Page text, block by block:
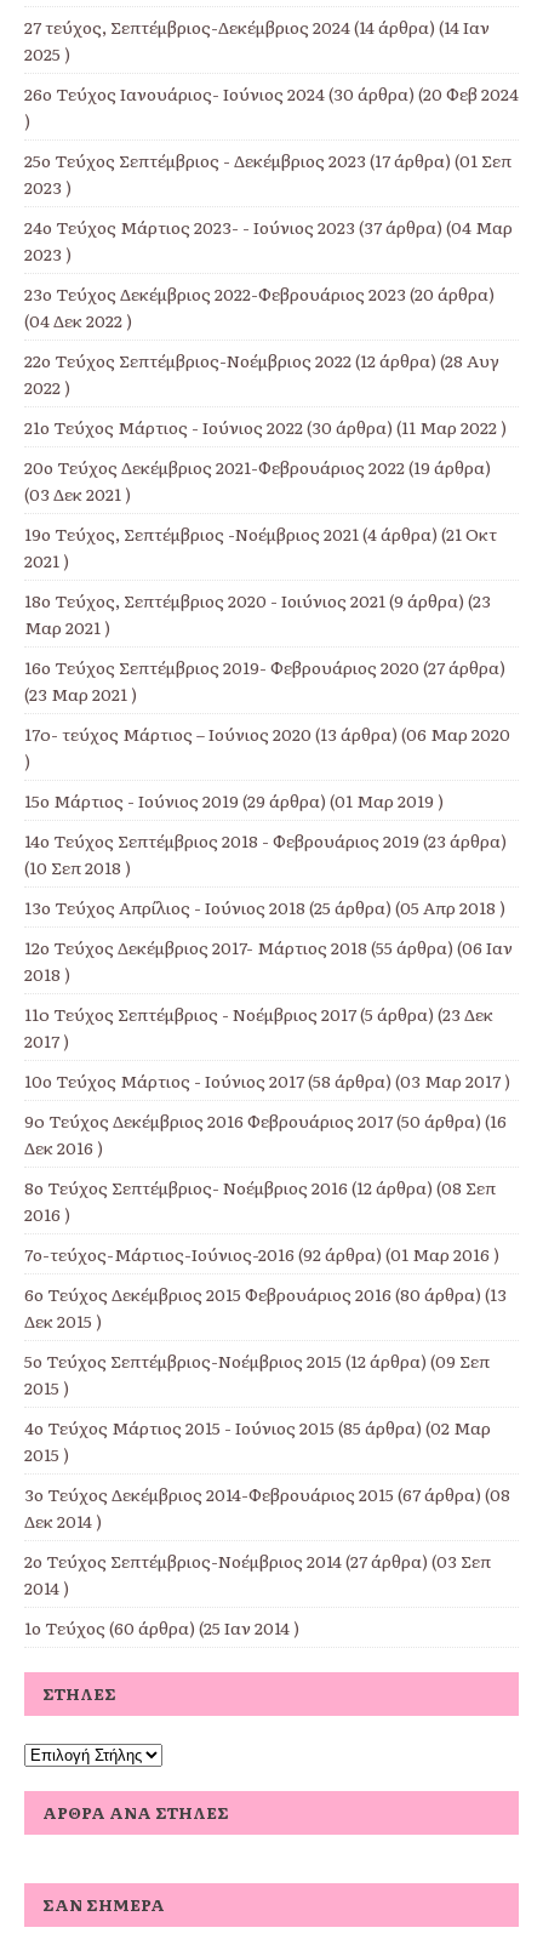
27 τεύχος, Σεπτέμβριος-Δεκέμβριος 2024(14 άρθρα) (14 Ιαν
2025 )
26ο Τεύχος Ιανουάριος- Ιούνιος 2024(30 άρθρα) (20 Φεβ 2024
)
25ο Τεύχος Σεπτέμβριος - Δεκέμβριος 2023 (17 άρθρα) (01 Σεπ
2023 )
24ο Τεύχος Μάρτιος 2023- - Ιούνιος 2023 (37 άρθρα) (04 Μαρ
2023 )
23ο Τεύχος Δεκέμβριος 2022-Φεβρουάριος 2023 (20 άρθρα)
(04 Δεκ 2022 )
22ο Τεύχος Σεπτέμβριος-Νοέμβριος 2022(12 άρθρα) (28 Αυγ
2022 )
21ο Τεύχος Μάρτιος - Ιούνιος 2022(30 άρθρα) (11 Μαρ 2022 )
20ο Τεύχος Δεκέμβριος 2021-Φεβρουάριος 2022(19 άρθρα)
(03 Δεκ 2021 )
19ο Τεύχος, Σεπτέμβριος -Νοέμβριος 2021 (4 άρθρα) (21 Οκτ
2021 )
18ο Τεύχος, Σεπτέμβριος 2020 - Ιοιύνιος 2021 (9 άρθρα) (23
Μαρ 2021 )
16ο Τεύχος Σεπτέμβριος 2019- Φεβρουάριος 2020 (27 άρθρα)
(23 Μαρ 2021 )
17o- τεύχος Μάρτιος – Ιούνιος 2020 (13 άρθρα) (06 Μαρ 2020
)
15ο Μάρτιος - Ιούνιος 2019 (29 άρθρα) (01 Μαρ 2019 )
14ο Τεύχος Σεπτέμβριος 2018 - Φεβρουάριος 2019 (23 άρθρα)
(10 Σεπ 2018 )
13ο Τεύχος Απρίλιος - Ιούνιος 2018 (25 άρθρα) (05 Απρ 2018 )
12ο Τεύχος Δεκέμβριος 2017- Μάρτιος 2018 (55 άρθρα) (06 Ιαν
2018 )
11o Τεύχος Σεπτέμβριος - Νοέμβριος 2017(5 άρθρα) (23 Δεκ
2017 )
10ο Τεύχος Μάρτιος - Ιούνιος 2017(58 άρθρα) (03 Μαρ 2017 )
9o Τεύχος Δεκέμβριος 2016 Φεβρουάριος 2017(50 άρθρα) (16
Δεκ 2016 )
8ο Τεύχος Σεπτέμβριος- Νοέμβριος 2016 (12 άρθρα) (08 Σεπ
2016 )
7ο-τεύχος-Μάρτιος-Ιούνιος-2016 (92 άρθρα) (01 Μαρ 2016 )
6ο Τεύχος Δεκέμβριος 2015 Φεβρουάριος 2016 (80 άρθρα) (13
Δεκ 2015 )
5ο Τεύχος Σεπτέμβριος-Νοέμβριος 2015 (12 άρθρα) (09 Σεπ
2015 )
4ο Τεύχος Μάρτιος 2015 - Ιούνιος 2015 (85 άρθρα) (02 Μαρ
2015 )
3ο Τεύχος Δεκέμβριος 2014-Φεβρουάριος 2015 (67 άρθρα) (08
Δεκ 2014 )
2ο Τεύχος Σεπτέμβριος-Νοέμβριος 2014(27 άρθρα) (03 Σεπ
2014 )
1ο Τεύχος (60 άρθρα) (25 Ιαν 2014 )
ΣΤΉΛΕΣ
ΆΡΘΡΑ ΑΝΆ ΣΤΉΛΕΣ
ΣΑΝ ΣΉΜΕΡΑ